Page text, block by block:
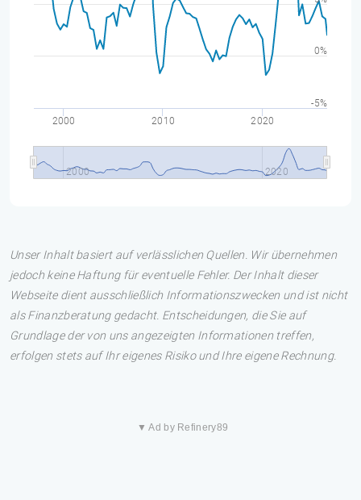
2000 2010 2020
2000 2020
-5%
0%
Unser Inhalt basiert auf verlässlichen Quellen. Wir übernehmen
jedoch keine Haftung für eventuelle Fehler. Der Inhalt dieser
Webseite dient ausschließlich Informationszwecken und ist nicht
als Finanzberatung gedacht. Entscheidungen, die Sie auf
Grundlage der von uns angezeigten Informationen treffen,
erfolgen stets auf Ihr eigenes Risiko und Ihre eigene Rechnung.
▼ Ad by Refinery89